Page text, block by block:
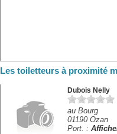
Les toiletteurs à proximité
Dubois Nelly
au Bourg
01190 Ozan
Port. :